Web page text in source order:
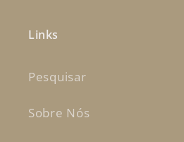
Links
Pesquisar
Sobre Nós